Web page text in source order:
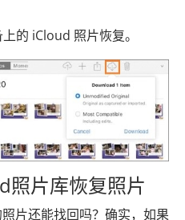
的 iCloud 照片恢复。
照片库恢复照片
片还能找回吗？确实，如果